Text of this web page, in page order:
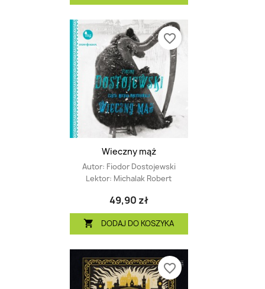
Wieczny mąż
Autor: Fiodor Dostojewski
Lektor: Michalak Robert
49,90 zł
 DODAJ DO KOSZYKA
favorite_border
favorite_border